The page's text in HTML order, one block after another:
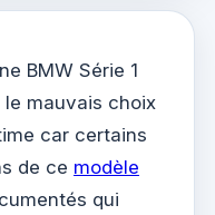
BMW Série 1
mauvais choix
car certains
de ce modèle
qui